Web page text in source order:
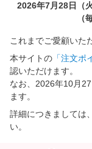
2026年7月28日（
（
これまでご愛顧いた
本サイトの 「注文ポ
認いただけます。
なお、2026年10月
ます。
詳細につきましては、
い。